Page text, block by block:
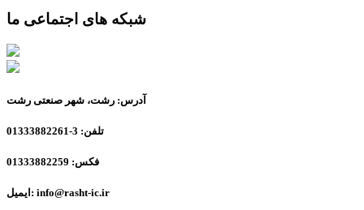
شبکه های اجتماعی ما
آدرس: رشت، شهر صنعتی رشت
تلفن: 3-01333882261
فکس: 01333882259
ایمیل: info@rasht-ic.ir